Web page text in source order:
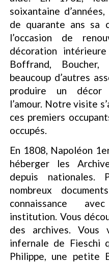
soixantaine
de quarante ans sa
l’occasion de
décoration
Boffrand,
beaucoup d’autres
produire un décor
l’amour. Notre visite
ces premiers
occupés.
En 1808, Napoléon
héberger les
depuis nationales.
nombreux
connaissance
institution. Vous
des archives. Vous
infernale de Fieschi
Philippe, une petite